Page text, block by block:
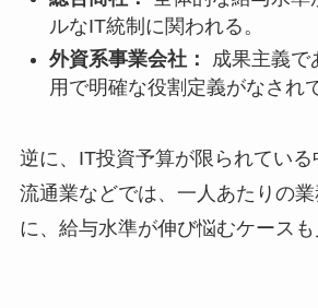
ルなIT統制に関われる。
外資系事業会社：
成果主義で
用で明確な役割定義がなされ
逆に、IT投資予算が限られている
流通業などでは、一人あたりの
に、給与水準が伸び悩むケースも